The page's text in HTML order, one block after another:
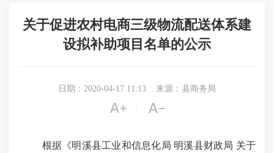
关于促进农村电商三级物流配送体系建
设拟补助项目名单的公示
日期：2020-04-17 11:13 来源：县商务局
 
根据 《明溪县工业和信息化局 明溪县财政局 关于